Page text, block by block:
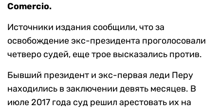
Comercio.
Источники издания сообщили, что за
освобождение экс-президента проголосовали
четверо судей, еще трое высказались против.
Бывший президент и экс-первая леди Перу
находились в заключении девять месяцев. В
июле 2017 года суд решил арестовать их на